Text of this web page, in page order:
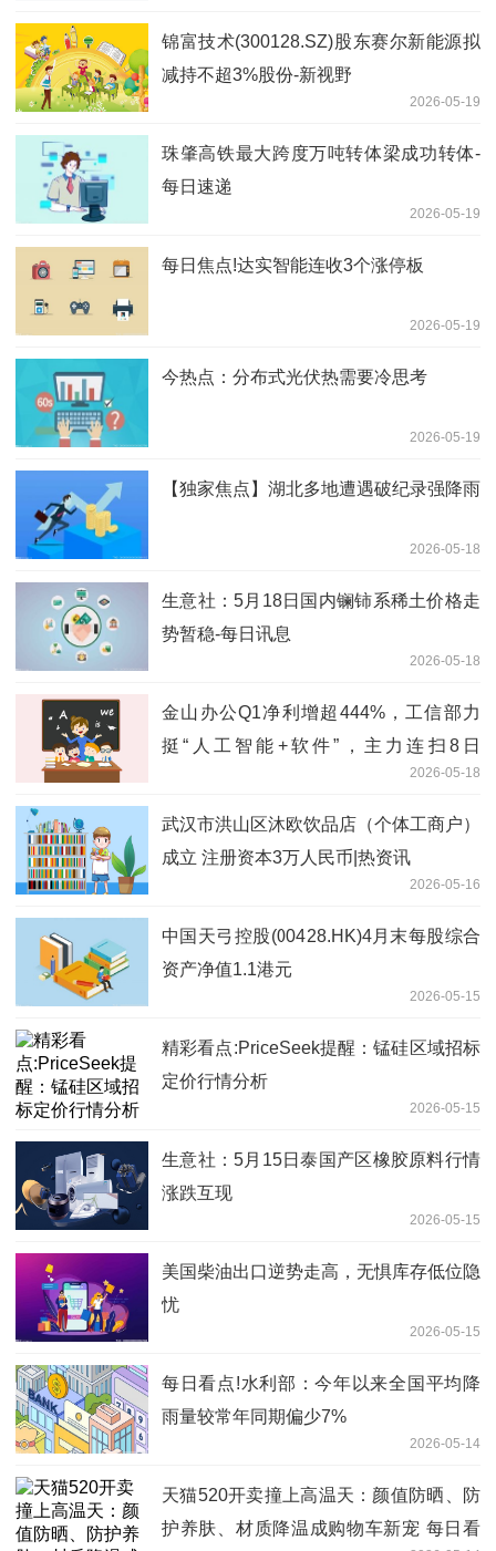
锦富技术(300128.SZ)股东赛尔新能源拟
减持不超3%股份-新视野
2026-05-19
珠肇高铁最大跨度万吨转体梁成功转体-
每日速递
2026-05-19
每日焦点!达实智能连收3个涨停板
2026-05-19
今热点：分布式光伏热需要冷思考
2026-05-19
【独家焦点】湖北多地遭遇破纪录强降雨
2026-05-18
生意社：5月18日国内镧铈系稀土价格走
势暂稳-每日讯息
2026-05-18
金山办公Q1净利增超444%，工信部力
挺“人工智能+软件”，主力连扫8日
2026-05-18
武汉市洪山区沐欧饮品店（个体工商户）
成立 注册资本3万人民币|热资讯
2026-05-16
中国天弓控股(00428.HK)4月末每股综合
资产净值1.1港元
2026-05-15
精彩看点:PriceSeek提醒：锰硅区域招标
定价行情分析
2026-05-15
生意社：5月15日泰国产区橡胶原料行情
涨跌互现
2026-05-15
美国柴油出口逆势走高，无惧库存低位隐
忧
2026-05-15
每日看点!水利部：今年以来全国平均降
雨量较常年同期偏少7%
2026-05-14
天猫520开卖撞上高温天：颜值防晒、防
护养肤、材质降温成购物车新宠 每日看